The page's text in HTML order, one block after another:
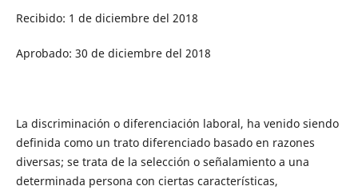
Recibido: 1 de diciembre del 2018
Aprobado: 30 de diciembre del 2018
La discriminación o diferenciación laboral, ha venido siendo
definida como un trato diferenciado basado en razones
diversas; se trata de la selección o señalamiento a una
determinada persona con ciertas características,